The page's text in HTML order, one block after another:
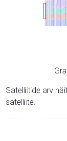
Satelliitide arv
satelliite.